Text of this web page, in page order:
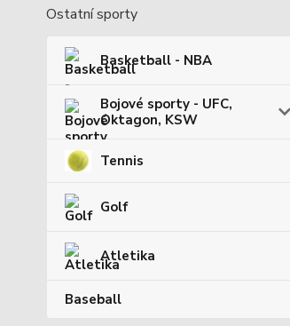
Ostatní sporty
Basketball - NBA
Bojové sporty - UFC,
Oktagon, KSW
Tennis
Golf
Atletika
Baseball